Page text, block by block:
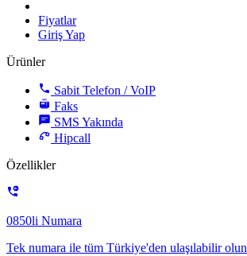
Fiyatlar
Giriş Yap
Ürünler
Sabit Telefon / VoIP
Faks
SMS Yakında
Hipcall
Özellikler
0850li Numara
Tek numara ile tüm Türkiye'den ulaşılabilir olun